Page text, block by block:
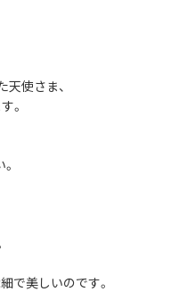
使さま、
。
で美しいのです。